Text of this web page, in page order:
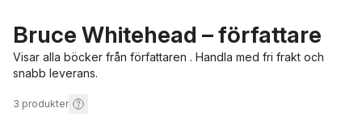
Bruce Whitehead – författare
Visar alla böcker från författaren . Handla med fri frakt och
snabb leverans.
3 produkter